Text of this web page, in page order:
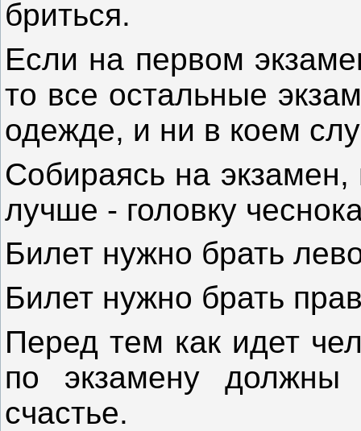
бриться.
Если на первом
то все остальные
одежде, и ни в коем
Собираясь на
лучше - головку
Билет нужно брать
Билет нужно брать
Перед тем как идет
по экзамену
счастье.